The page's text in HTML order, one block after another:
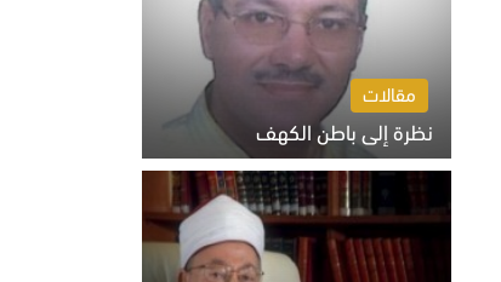
مقالات
نظرة إلى باطن الكهف
السبت 8 أغسطس 2026 11:04 ص